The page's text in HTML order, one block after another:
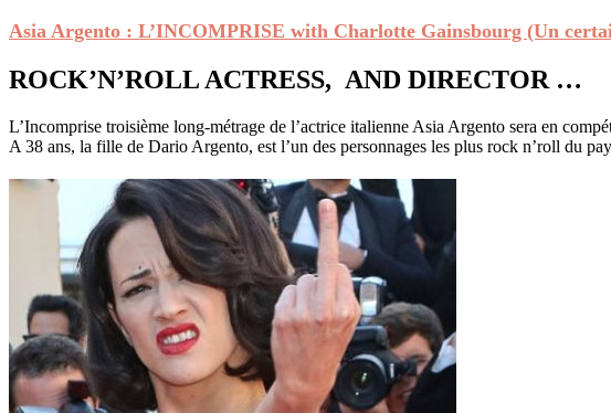
Asia Argento : L’INCOMPRISE with Charlotte Gainsbourg (Un
ROCK’N’ROLL ACTRESS, AND DIRECTOR …
L’Incomprise troisième long-métrage de l’actrice italienne Asia Argento sera en
A 38 ans, la fille de Dario Argento, est l’un des personnages les plus rock n’roll du